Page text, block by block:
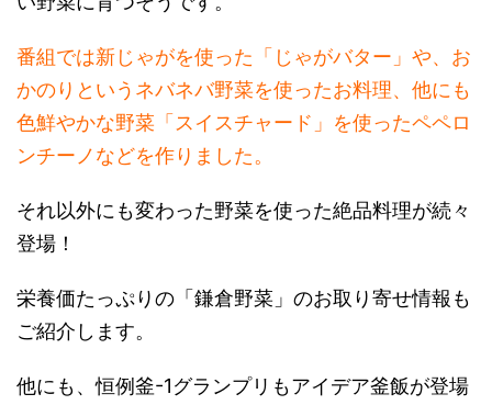
番組では新じゃがを使った「じゃがバター」や、お
かのりというネバネバ野菜を使ったお料理、他にも
色鮮やかな野菜「スイスチャード」を使ったペペロ
ンチーノなどを作りました。
それ以外にも変わった野菜を使った絶品料理が続々
登場！
栄養価たっぷりの「鎌倉野菜」のお取り寄せ情報も
ご紹介します。
他にも、恒例釜-1グランプリもアイデア釜飯が登場